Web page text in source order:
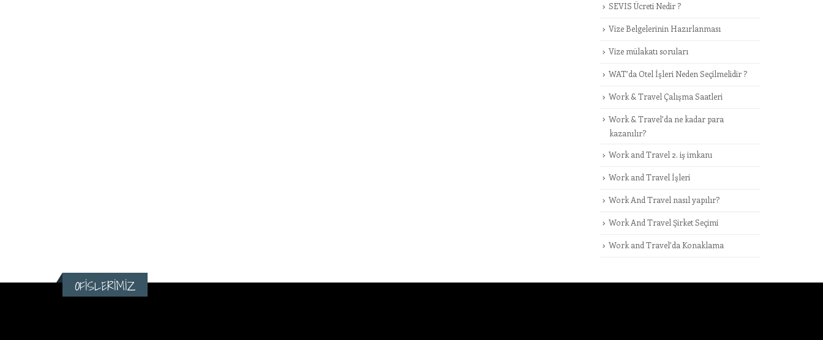
SEVIS Ücreti Nedir ?
Vize Belgelerinin Hazırlanması
Vize mülakatı soruları
WAT’da Otel İşleri Neden Seçilmelidir ?
Work & Travel Çalışma Saatleri
Work & Travel’da ne kadar para
kazanılır?
Work and Travel 2. iş imkanı
Work and Travel İşleri
Work And Travel nasıl yapılır?
Work And Travel Şirket Seçimi
Work and Travel’da Konaklama
OFİSLERİMİZ